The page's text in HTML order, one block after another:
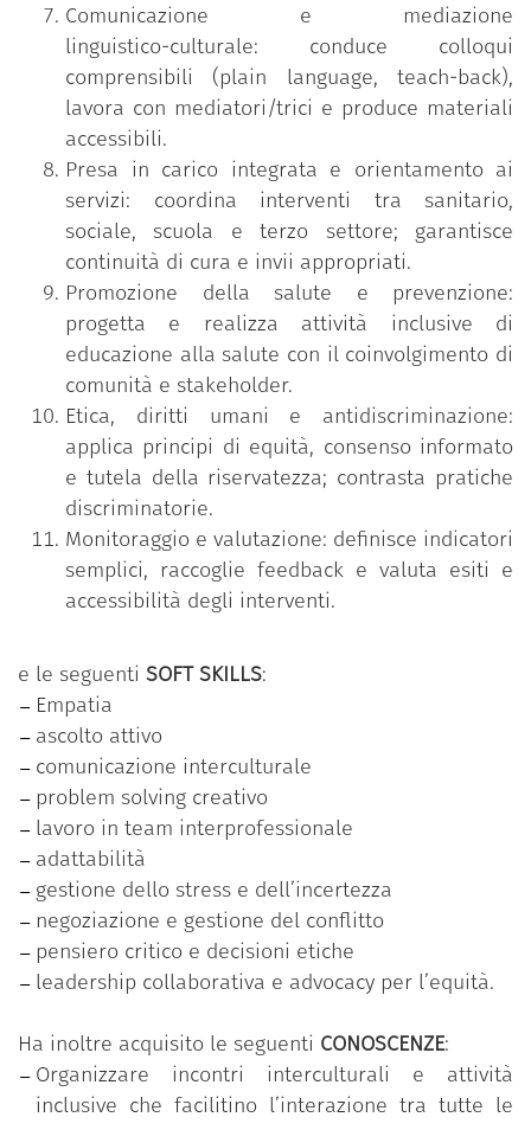
L’impianto complessivo valorizza la lettura delle
differenze come esiti di condizioni sociali pregresse
e dei determinanti economici, ambientali e
culturali, più che come espressione di
caratteristiche biologiche innate. Ciò consente di
progettare interventi efficaci di prevenzione,
promozione della salute e presa in carico, con
particolare attenzione ai percorsi integrati tra
territorio, servizi sociali e sanitari.
Comunicazione e mediazione
linguistico‑culturale: conduce colloqui
comprensibili (plain language, teach‑back),
lavora con mediatori/trici e produce materiali
accessibili.
Presa in carico integrata e orientamento ai
servizi: coordina interventi tra sanitario,
sociale, scuola e terzo settore; garantisce
continuità di cura e invii appropriati.
Promozione della salute e prevenzione:
progetta e realizza attività inclusive di
educazione alla salute con il coinvolgimento di
comunità e stakeholder.
Etica, diritti umani e antidiscriminazione:
applica principi di equità, consenso informato
e tutela della riservatezza; contrasta pratiche
discriminatorie.
Monitoraggio e valutazione: definisce indicatori
semplici, raccoglie feedback e valuta esiti e
accessibilità degli interventi.
e le seguenti SOFT SKILLS:
Empatia
ascolto attivo
comunicazione interculturale
problem solving creativo
lavoro in team interprofessionale
adattabilità
gestione dello stress e dell’incertezza
negoziazione e gestione del conflitto
pensiero critico e decisioni etiche
leadership collaborativa e advocacy per l’equità.
Ha inoltre acquisito le seguenti CONOSCENZE:
Organizzare incontri interculturali e attività
inclusive che facilitino l’interazione tra tutte le